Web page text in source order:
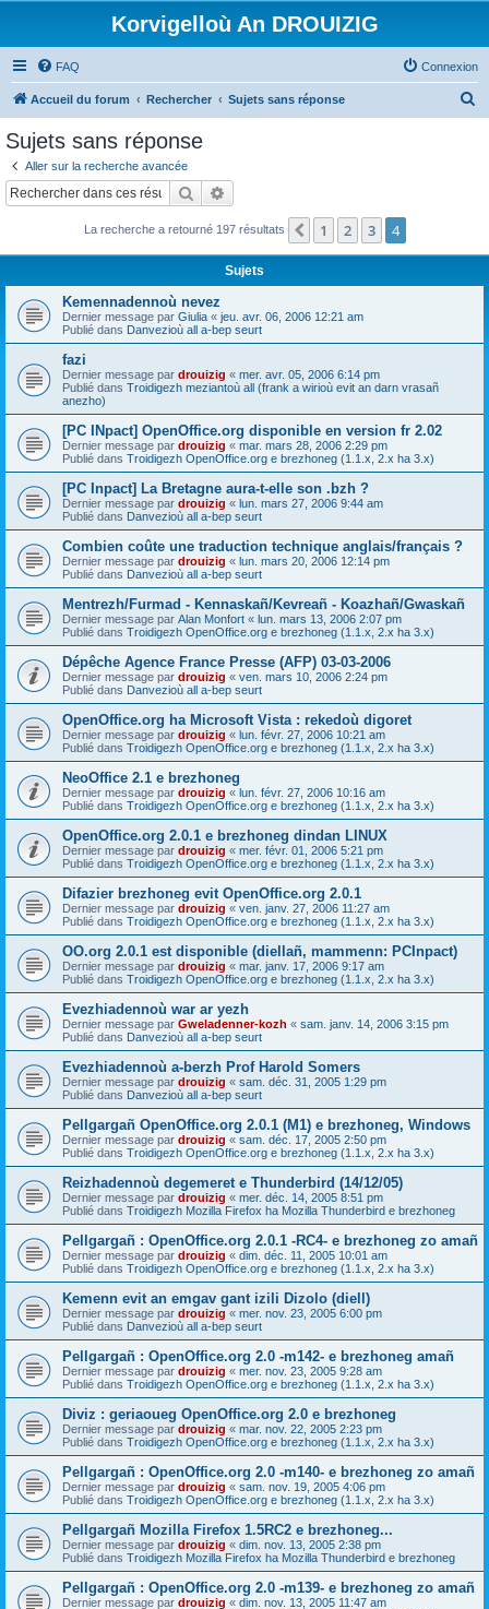
Korvigelloù An DROUIZIG
FAQ Connexion
Accueil du forum Rechercher Sujets sans réponse
c
Sujets sans réponse
Aller sur la recherche avancée
Rechercher
La recherche a retourné 197 résultats Précédent
1 2 3 4
Sujets
Kemennadennoù nevez
Dernier message par Giulia « jeu. avr. 06, 2006 12:21 am
Publié dans Danvezioù all a-bep seurt
fazi
Dernier message par drouizig « mer. avr. 05, 2006 6:14 pm
Publié dans Troidigezh meziantoù all (frank a wirioù evit an darn vrasañ
anezho)
[PC INpact] OpenOffice.org disponible en version fr 2.02
Dernier message par drouizig « mar. mars 28, 2006 2:29 pm
Publié dans Troidigezh OpenOffice.org e brezhoneg (1.1.x, 2.x ha 3.x)
[PC Inpact] La Bretagne aura-t-elle son .bzh ?
Dernier message par drouizig « lun. mars 27, 2006 9:44 am
Publié dans Danvezioù all a-bep seurt
Combien coûte une traduction technique anglais/français ?
Dernier message par drouizig « lun. mars 20, 2006 12:14 pm
Publié dans Danvezioù all a-bep seurt
Mentrezh/Furmad - Kennaskañ/Kevreañ - Koazhañ/Gwaskañ
Dernier message par Alan Monfort « lun. mars 13, 2006 2:07 pm
Publié dans Troidigezh OpenOffice.org e brezhoneg (1.1.x, 2.x ha 3.x)
Dépêche Agence France Presse (AFP) 03-03-2006
Dernier message par drouizig « ven. mars 10, 2006 2:24 pm
Publié dans Danvezioù all a-bep seurt
OpenOffice.org ha Microsoft Vista : rekedoù digoret
Dernier message par drouizig « lun. févr. 27, 2006 10:21 am
Publié dans Troidigezh OpenOffice.org e brezhoneg (1.1.x, 2.x ha 3.x)
NeoOffice 2.1 e brezhoneg
Dernier message par drouizig « lun. févr. 27, 2006 10:16 am
Publié dans Troidigezh OpenOffice.org e brezhoneg (1.1.x, 2.x ha 3.x)
OpenOffice.org 2.0.1 e brezhoneg dindan LINUX
Dernier message par drouizig « mer. févr. 01, 2006 5:21 pm
Publié dans Troidigezh OpenOffice.org e brezhoneg (1.1.x, 2.x ha 3.x)
Difazier brezhoneg evit OpenOffice.org 2.0.1
Dernier message par drouizig « ven. janv. 27, 2006 11:27 am
Publié dans Troidigezh OpenOffice.org e brezhoneg (1.1.x, 2.x ha 3.x)
OO.org 2.0.1 est disponible (diellañ, mammenn: PCInpact)
Dernier message par drouizig « mar. janv. 17, 2006 9:17 am
Publié dans Troidigezh OpenOffice.org e brezhoneg (1.1.x, 2.x ha 3.x)
Evezhiadennoù war ar yezh
Dernier message par Gweladenner-kozh « sam. janv. 14, 2006 3:15 pm
Publié dans Danvezioù all a-bep seurt
Evezhiadennoù a-berzh Prof Harold Somers
Dernier message par drouizig « sam. déc. 31, 2005 1:29 pm
Publié dans Danvezioù all a-bep seurt
Pellgargañ OpenOffice.org 2.0.1 (M1) e brezhoneg, Windows
Dernier message par drouizig « sam. déc. 17, 2005 2:50 pm
Publié dans Troidigezh OpenOffice.org e brezhoneg (1.1.x, 2.x ha 3.x)
Reizhadennoù degemeret e Thunderbird (14/12/05)
Dernier message par drouizig « mer. déc. 14, 2005 8:51 pm
Publié dans Troidigezh Mozilla Firefox ha Mozilla Thunderbird e brezhoneg
Pellgargañ : OpenOffice.org 2.0.1 -RC4- e brezhoneg zo amañ
Dernier message par drouizig « dim. déc. 11, 2005 10:01 am
Publié dans Troidigezh OpenOffice.org e brezhoneg (1.1.x, 2.x ha 3.x)
Kemenn evit an emgav gant izili Dizolo (diell)
Dernier message par drouizig « mer. nov. 23, 2005 6:00 pm
Publié dans Danvezioù all a-bep seurt
Pellgargañ : OpenOffice.org 2.0 -m142- e brezhoneg amañ
Dernier message par drouizig « mer. nov. 23, 2005 9:28 am
Publié dans Troidigezh OpenOffice.org e brezhoneg (1.1.x, 2.x ha 3.x)
Diviz : geriaoueg OpenOffice.org 2.0 e brezhoneg
Dernier message par drouizig « mar. nov. 22, 2005 2:23 pm
Publié dans Troidigezh OpenOffice.org e brezhoneg (1.1.x, 2.x ha 3.x)
Pellgargañ : OpenOffice.org 2.0 -m140- e brezhoneg zo amañ
Dernier message par drouizig « sam. nov. 19, 2005 4:06 pm
Publié dans Troidigezh OpenOffice.org e brezhoneg (1.1.x, 2.x ha 3.x)
Pellgargañ Mozilla Firefox 1.5RC2 e brezhoneg...
Dernier message par drouizig « dim. nov. 13, 2005 2:38 pm
Publié dans Troidigezh Mozilla Firefox ha Mozilla Thunderbird e brezhoneg
Pellgargañ : OpenOffice.org 2.0 -m139- e brezhoneg zo amañ
Dernier message par drouizig « dim. nov. 13, 2005 11:47 am